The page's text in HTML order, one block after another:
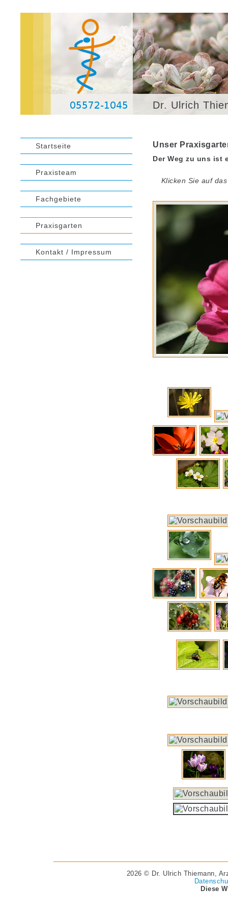
Dr. Ulrich
Startseite
Praxisteam
Fachgebiete
Praxisgarten
Kontakt / Impressum
Unser
Der Weg zu uns ist
Klicken Sie auf
2026 © Dr. Ulrich Thiemann,
Diese